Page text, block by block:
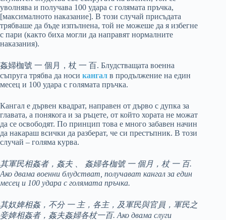
уволнява и получава 100 удара с голямата пръчка,
[максималното наказание]. В този случай присъдата
трябваше да бъде изпълнена, той не можеше да я избегне
с пари (както биха могли да направят нормалните
наказания).
姦婦枷號 一 個月，杖 一 百. Блудстващата военна
съпруга трябва да носи кангал в продължение на един
месец и 100 удара с голямата пръчка.
Кангал е дървен квадрат, направен от дърво с дупка за
главата, а понякога и за ръцете, от който хората не можат
да се освободят. По принцип това е много забавен начин
да накараш всички да разберат, че си престъпник. В този
случай – голяма курва.
其軍民相姦者，姦夫 、 姦婦各枷號 一 個月，杖 一 百.
Ако двама военни блудстват, получават кангал за един
месец и 100 удара с голямата пръчка.
其奴婢相姦，不分 一 主，各主，及軍民與官員，軍民之
妾婢相姦者，姦夫姦婦各杖一百. Ако двама слуги